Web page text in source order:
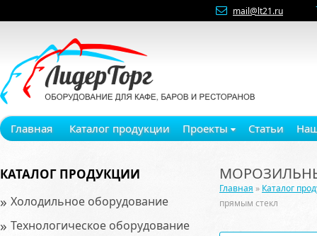
mail@lt21.ru
Главная Каталог продукции Проекты Статьи
КАТАЛОГ ПРОДУКЦИИ
» Холодильное оборудование
» Технологическое оборудование
Главная » Каталог
прямым стекл